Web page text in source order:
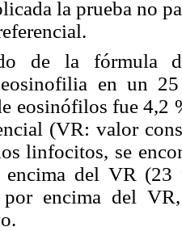
la prueba no
de la fórmula
eosinofilia en un
eosinófilos fue 4,2
(VR: valor
linfocitos, se
encima del VR (23
por encima del